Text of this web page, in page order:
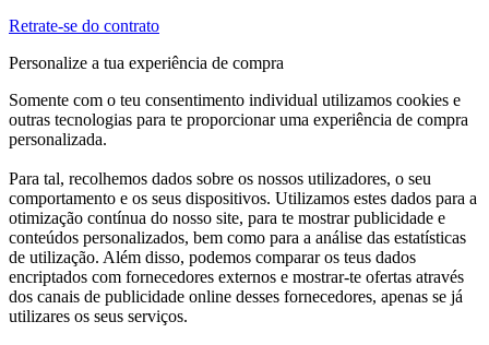
Retrate-se do contrato
Personalize a tua experiência de compra
Somente com o teu consentimento individual utilizamos cookies e
outras tecnologias para te proporcionar uma experiência de compra
personalizada.
Para tal, recolhemos dados sobre os nossos utilizadores, o seu
comportamento e os seus dispositivos. Utilizamos estes dados para a
otimização contínua do nosso site, para te mostrar publicidade e
conteúdos personalizados, bem como para a análise das estatísticas
de utilização. Além disso, podemos comparar os teus dados
encriptados com fornecedores externos e mostrar-te ofertas através
dos canais de publicidade online desses fornecedores, apenas se já
utilizares os seus serviços.